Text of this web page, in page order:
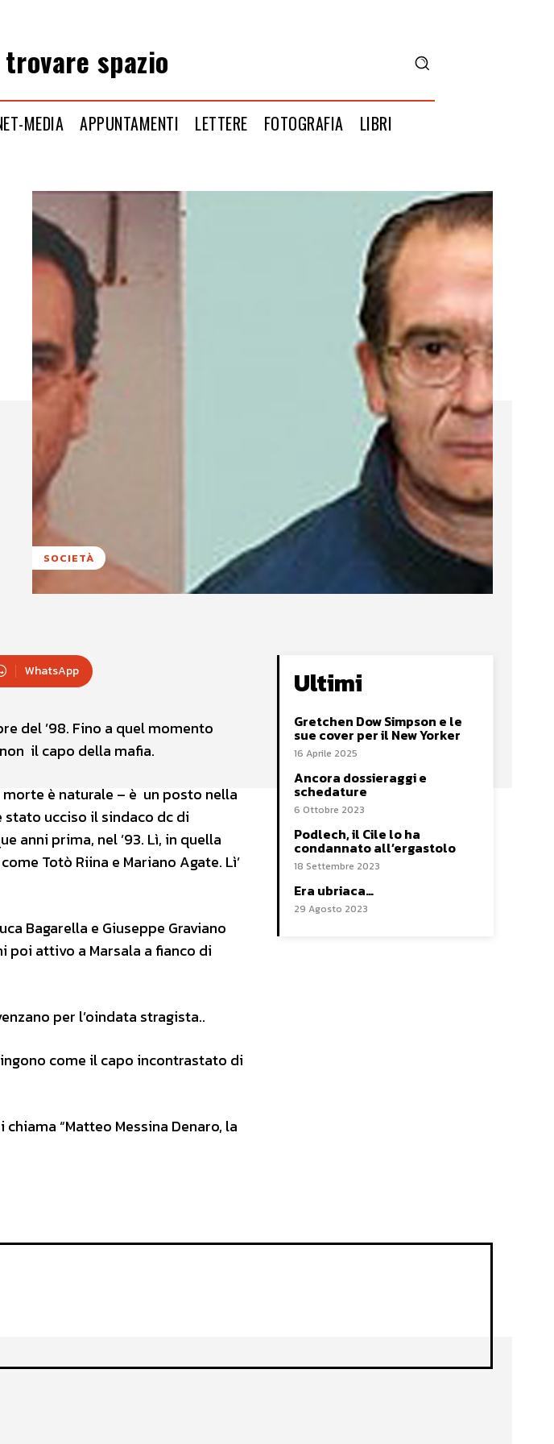
spazio
MEDIA APPUNTAMENTI LETTERE FOTOGRAFIA LIBRI
SOCIETÀ
WhatsApp
del ’98. Fino a quel momento
il capo della mafia.
è naturale – è un posto nella
stato ucciso il sindaco dc di
anni prima, nel ’93. Lì, in quella
Totò Riina e Mariano Agate. Lì’
Bagarella e Giuseppe Graviano
poi attivo a Marsala a fianco di
per l’oindata stragista..
come il capo incontrastato di
“Matteo Messina Denaro, la
Ultimi
Gretchen Dow Simpson e le
sue cover per il New Yorker
16 Aprile 2025
Ancora dossieraggi e
schedature
6 Ottobre 2023
Podlech, il Cile lo ha
condannato all’ergastolo
18 Settembre 2023
Era ubriaca…
29 Agosto 2023